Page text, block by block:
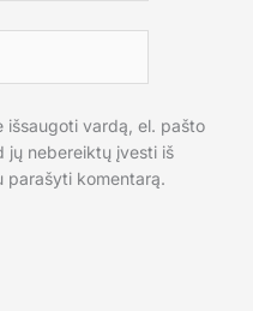
išsaugoti vardą, el. pašto
jų nebereiktų įvesti iš
parašyti komentarą.